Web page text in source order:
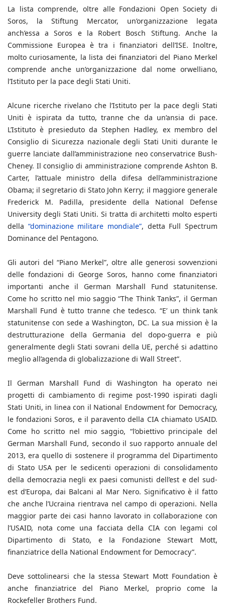
La lista comprende, oltre alle Fondazioni Open Society di
Soros, la Stiftung Mercator, un’organizzazione legata
anch’essa a Soros e la Robert Bosch Stiftung. Anche la
Commissione Europea è tra i finanziatori dell’ISE. Inoltre,
molto curiosamente, la lista dei finanziatori del Piano Merkel
comprende anche un’organizzazione dal nome orwelliano,
l’Istituto per la pace degli Stati Uniti.
Alcune ricerche rivelano che l’Istituto per la pace degli Stati
Uniti è ispirata da tutto, tranne che da un’ansia di pace.
L’Istituto è presieduto da Stephen Hadley, ex membro del
Consiglio di Sicurezza nazionale degli Stati Uniti durante le
guerre lanciate dall’amministrazione neo conservatrice Bush-
Cheney. Il consiglio di amministrazione comprende Ashton B.
Carter, l’attuale ministro della difesa dell’amministrazione
Obama; il segretario di Stato John Kerry; il maggiore generale
Frederick M. Padilla, presidente della National Defense
University degli Stati Uniti. Si tratta di architetti molto esperti
della “dominazione militare mondiale”, detta Full Spectrum
Dominance del Pentagono.
Gli autori del “Piano Merkel”, oltre alle generosi sovvenzioni
delle fondazioni di George Soros, hanno come finanziatori
importanti anche il German Marshall Fund statunitense.
Come ho scritto nel mio saggio “The Think Tanks”, il German
Marshall Fund è tutto tranne che tedesco. “E’ un think tank
statunitense con sede a Washington, DC. La sua mission è la
destrutturazione della Germania del dopo-guerra e più
generalmente degli Stati sovrani della UE, perché si adattino
meglio all’agenda di globalizzazione di Wall Street”.
Il German Marshall Fund di Washington ha operato nei
progetti di cambiamento di regime post-1990 ispirati dagli
Stati Uniti, in linea con il National Endowment for Democracy,
le fondazioni Soros, e il paravento della CIA chiamato USAID.
Come ho scritto nel mio saggio, “l’obiettivo principale del
German Marshall Fund, secondo il suo rapporto annuale del
2013, era quello di sostenere il programma del Dipartimento
di Stato USA per le sedicenti operazioni di consolidamento
della democrazia negli ex paesi comunisti dell’est e del sud-
est d’Europa, dai Balcani al Mar Nero. Significativo è il fatto
che anche l’Ucraina rientrava nel campo di operazioni. Nella
maggior parte dei casi hanno lavorato in collaborazione con
l’USAID, nota come una facciata della CIA con legami col
Dipartimento di Stato, e la Fondazione Stewart Mott,
finanziatrice della National Endowment for Democracy”.
Deve sottolinearsi che la stessa Stewart Mott Foundation è
anche finanziatrice del Piano Merkel, proprio come la
Rockefeller Brothers Fund.